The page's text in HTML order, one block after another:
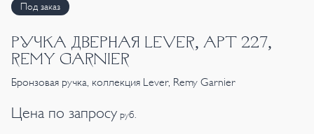
Под заказ
РУЧКА ДВЕРНАЯ LEVER, АРТ 227,
REMY GARNIER
Бронзовая ручка, коллекция Lever, Remy Garnier
Цена по запросу руб.